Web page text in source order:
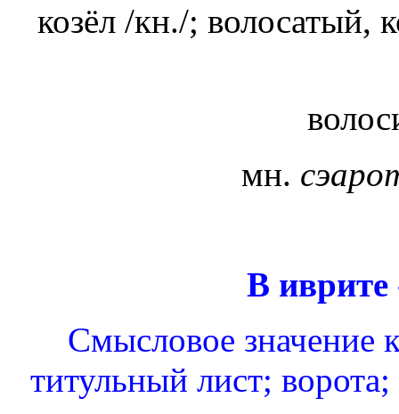
козёл /кн./; волосатый,
мн.
В
Смысловое значение
титульный лист;